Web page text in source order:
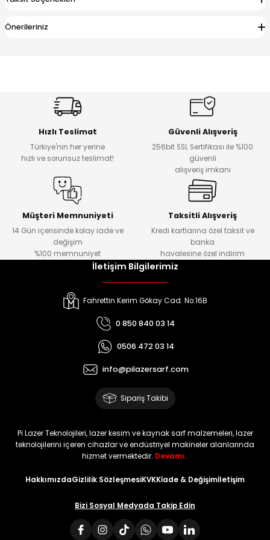
Önerileriniz
Hızlı Teslimat
Türkiye'nin her yerine
hızlı ve sorunsuz teslimat!
Güvenli Alışveriş
256bit SSL Sertifikası ile %100
güvenli
alışveriş imkanı
Müşteri Memnuniyeti
14 Gün içerisinde kolay iade ve
değişim
%100 memnuniyet
Taksitli Alışveriş
Kredi kartlarına özel taksit ve
banka
havalesine özel indirim
İletişim Bilgilerimiz
Fahrettin Kerim Gökay Cad. No:16B
0 850 840 03 14
0506 472 03 14
info@pilazersarf.com
Sipariş Takibi
Pi Lazer Teknolojileri, lazer kesim ve kaynak sarf malzemeleri, lazer
teknolojilerini içeren cihazlar ve endüstriyel makineler alanlarında
hizmet vermektedir. Devamı..
HakkımızdaGizlilik SözleşmesiKVKKİade & Değişimİletişim
Bizi Sosyal Medyada Takip Edin